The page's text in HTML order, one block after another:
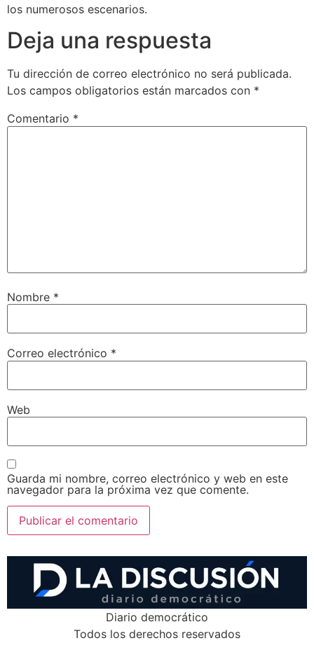
los numerosos escenarios.
Deja una respuesta
Tu dirección de correo electrónico no será publicada.
Los campos obligatorios están marcados con *
Comentario *
Nombre *
Correo electrónico *
Web
Guarda mi nombre, correo electrónico y web en este
navegador para la próxima vez que comente.
Diario democrático
Todos los derechos reservados